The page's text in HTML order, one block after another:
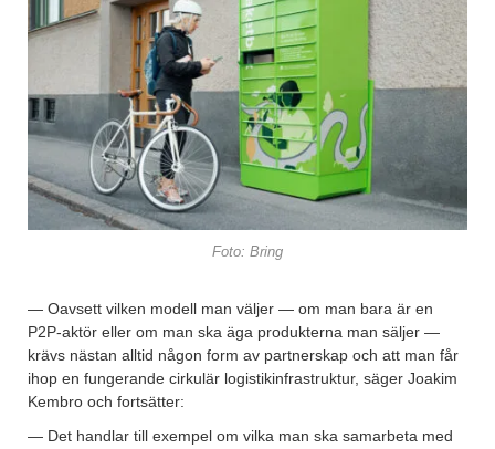
Foto: Bring
— Oavsett vilken modell man väljer — om man bara är en
P2P-aktör eller om man ska äga produkterna man säljer —
krävs nästan alltid någon form av partnerskap och att man får
ihop en fungerande cirkulär logistikinfrastruktur, säger Joakim
Kembro och fortsätter:
— Det handlar till exempel om vilka man ska samarbeta med